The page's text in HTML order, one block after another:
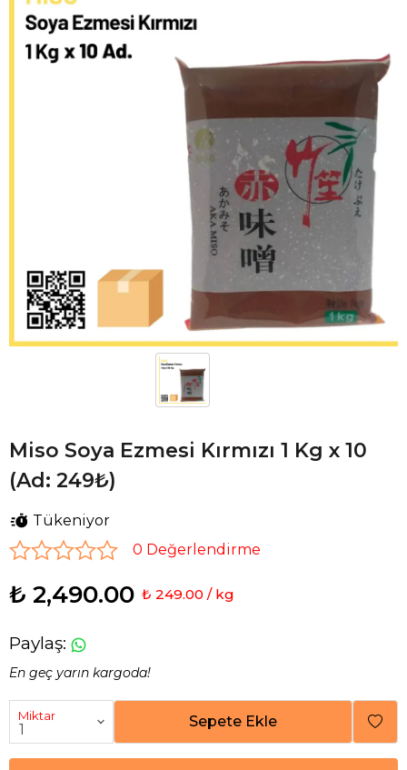
Miso Soya Ezmesi Kırmızı 1 Kg x 10
(Ad: 249₺)
Tükeniyor
0 Değerlendirme
₺ 2,490.00 ₺ 249.00 / kg
Paylaş:
En geç yarın kargoda!
Miktar Sepete Ekle